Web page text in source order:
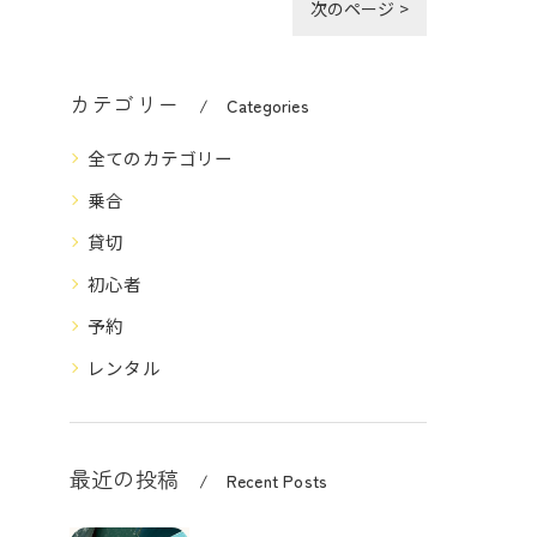
次のページ >
カテゴリー Categories
全てのカテゴリー
乗合
貸切
初心者
予約
レンタル
最近の投稿 Recent Posts